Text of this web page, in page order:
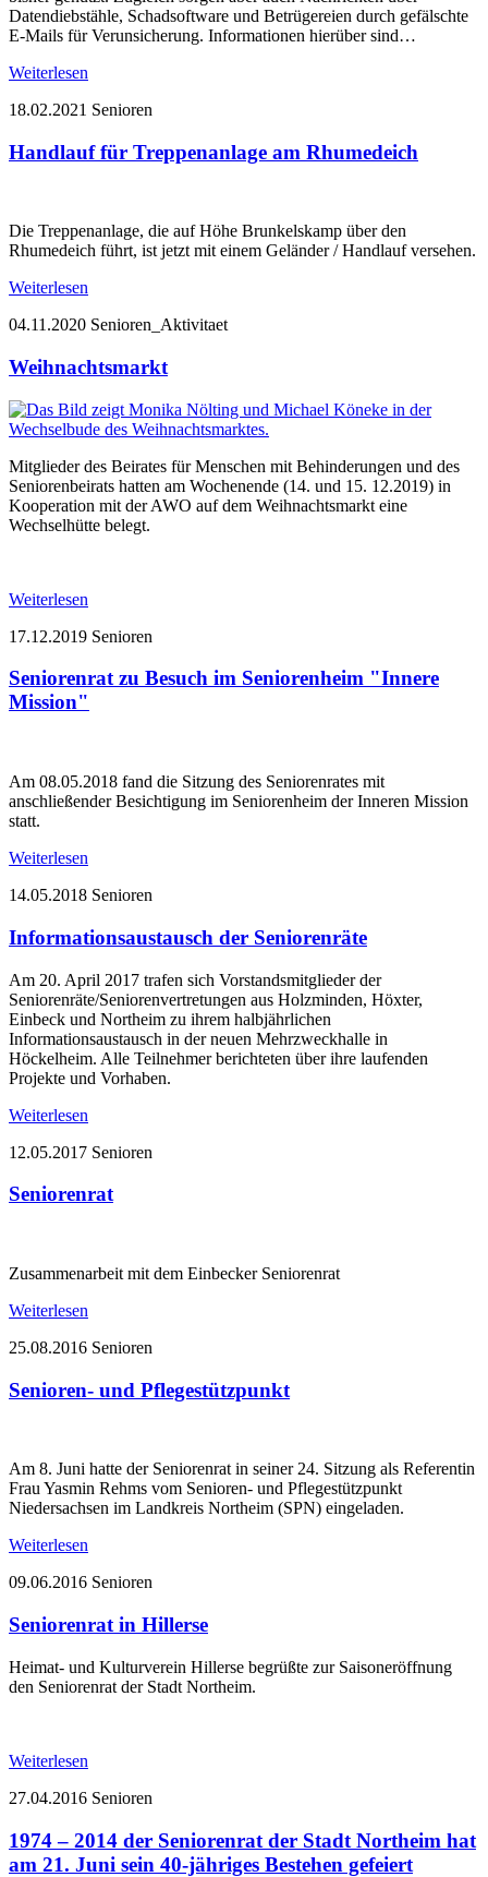
Datendiebstähle, Schadsoftware und Betrügereien durch gefälschte
E-Mails für Verunsicherung. Informationen hierüber sind…
Weiterlesen
18.02.2021 Senioren
Handlauf für Treppenanlage am Rhumedeich
Die Treppenanlage, die auf Höhe Brunkelskamp über den
Rhumedeich führt, ist jetzt mit einem Geländer / Handlauf versehen.
Weiterlesen
04.11.2020 Senioren_Aktivitaet
Weihnachtsmarkt
Mitglieder des Beirates für Menschen mit Behinderungen und des
Seniorenbeirats hatten am Wochenende (14. und 15. 12.2019) in
Kooperation mit der AWO auf dem Weihnachtsmarkt eine
Wechselhütte belegt.
Weiterlesen
17.12.2019 Senioren
Seniorenrat zu Besuch im Seniorenheim "Innere
Mission"
Am 08.05.2018 fand die Sitzung des Seniorenrates mit
anschließender Besichtigung im Seniorenheim der Inneren Mission
statt.
Weiterlesen
14.05.2018 Senioren
Informationsaustausch der Seniorenräte
Am 20. April 2017 trafen sich Vorstandsmitglieder der
Seniorenräte/Seniorenvertretungen aus Holzminden, Höxter,
Einbeck und Northeim zu ihrem halbjährlichen
Informationsaustausch in der neuen Mehrzweckhalle in
Höckelheim. Alle Teilnehmer berichteten über ihre laufenden
Projekte und Vorhaben.
Weiterlesen
12.05.2017 Senioren
Seniorenrat
Zusammenarbeit mit dem Einbecker Seniorenrat
Weiterlesen
25.08.2016 Senioren
Senioren- und Pflegestützpunkt
Am 8. Juni hatte der Seniorenrat in seiner 24. Sitzung als Referentin
Frau Yasmin Rehms vom Senioren- und Pflegestützpunkt
Niedersachsen im Landkreis Northeim (SPN) eingeladen.
Weiterlesen
09.06.2016 Senioren
Seniorenrat in Hillerse
Heimat- und Kulturverein Hillerse begrüßte zur Saisoneröffnung
den Seniorenrat der Stadt Northeim.
Weiterlesen
27.04.2016 Senioren
1974 – 2014 der Seniorenrat der Stadt Northeim hat
am 21. Juni sein 40-jähriges Bestehen gefeiert